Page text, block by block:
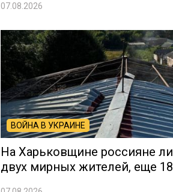
07.08.2026
ВОЙНА В УКРАИНЕ
На Харьковщине россияне
двух мирных жителей, еще